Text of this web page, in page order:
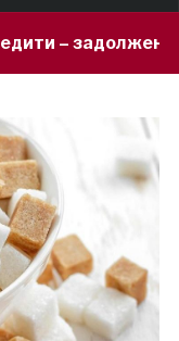
милиони евра